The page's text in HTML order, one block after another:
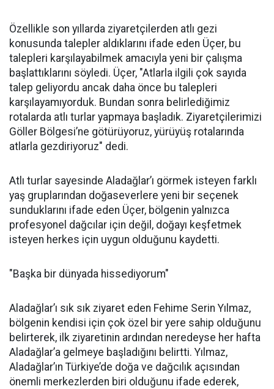
Özellikle son yıllarda ziyaretçilerden atlı gezi
konusunda talepler aldıklarını ifade eden Üçer, bu
talepleri karşılayabilmek amacıyla yeni bir çalışma
başlattıklarını söyledi. Üçer, "Atlarla ilgili çok sayıda
talep geliyordu ancak daha önce bu talepleri
karşılayamıyorduk. Bundan sonra belirlediğimiz
rotalarda atlı turlar yapmaya başladık. Ziyaretçilerimizi
Göller Bölgesi’ne götürüyoruz, yürüyüş rotalarında
atlarla gezdiriyoruz" dedi.
Atlı turlar sayesinde Aladağlar’ı görmek isteyen farklı
yaş gruplarından doğaseverlere yeni bir seçenek
sunduklarını ifade eden Üçer, bölgenin yalnızca
profesyonel dağcılar için değil, doğayı keşfetmek
isteyen herkes için uygun olduğunu kaydetti.
"Başka bir dünyada hissediyorum"
Aladağlar’ı sık sık ziyaret eden Fehime Serin Yılmaz,
bölgenin kendisi için çok özel bir yere sahip olduğunu
belirterek, ilk ziyaretinin ardından neredeyse her hafta
Aladağlar’a gelmeye başladığını belirtti. Yılmaz,
Aladağlar’ın Türkiye’de doğa ve dağcılık açısından
önemli merkezlerden biri olduğunu ifade ederek,